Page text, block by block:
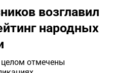
возглавил
народных
целом отмечены